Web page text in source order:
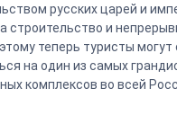
русских царей и
строительство и
теперь туристы
на один из самых
комплексов во всей